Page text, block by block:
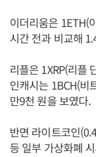
이더리움은 1ETH(
시간 전과 비교해
리플은 1XRP(리플
인캐시는 1BCH(비
만9천 원을 보였다.
반면 라이트코인
등 일부 가상화폐